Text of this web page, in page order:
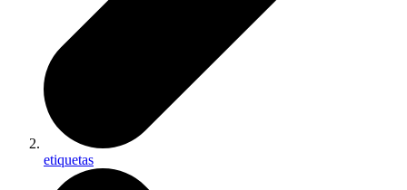
etiquetas